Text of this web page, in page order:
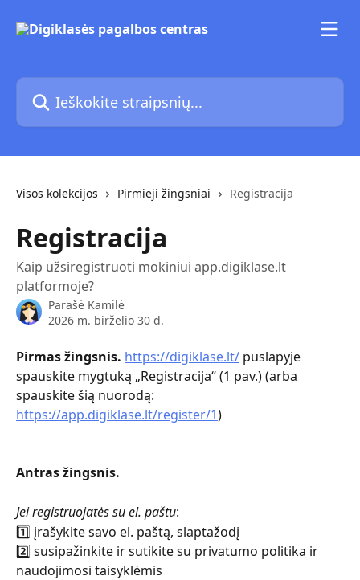
Ieškokite straipsnių...
Visos kolekcijos Pirmieji žingsniai Registracija
Registracija
Kaip užsiregistruoti mokiniui app.digiklase.lt
platformoje?
Parašė Kamilė
2026 m. birželio 30 d.
Pirmas žingsnis. https://digiklase.lt/ puslapyje
spauskite mygtuką „Registracija“ (1 pav.) (arba
spauskite šią nuorodą:
https://app.digiklase.lt/register/1)
Antras žingsnis.
Jei registruojatės su el. paštu:
1️⃣ įrašykite savo el. paštą, slaptažodį
2️⃣ susipažinkite ir sutikite su privatumo politika ir
naudojimosi taisyklėmis